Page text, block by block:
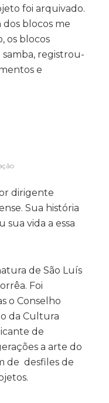
foi arquivado.
blocos me
os blocos
registrou-
e
dirigente
Sua história
vida a essa
de São Luís
Foi
o Conselho
da Cultura
de
a arte do
de desfiles de